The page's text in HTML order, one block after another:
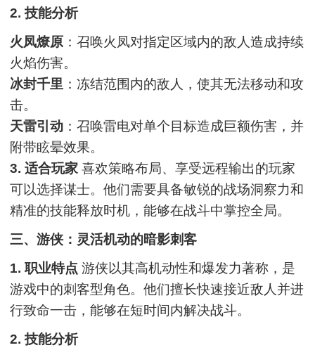
2. 技能分析
火凤燎原 ：召唤火凤对指定区域内的敌人造成持续
火焰伤害。
冰封千里 ：冻结范围内的敌人，使其无法移动和攻
击。
天雷引动 ：召唤雷电对单个目标造成巨额伤害，并
附带眩晕效果。
3. 适合玩家 喜欢策略布局、享受远程输出的玩家
可以选择谋士。他们需要具备敏锐的战场洞察力和
精准的技能释放时机，能够在战斗中掌控全局。
三、游侠：灵活机动的暗影刺客
1. 职业特点 游侠以其高机动性和爆发力著称，是
游戏中的刺客型角色。他们擅长快速接近敌人并进
行致命一击，能够在短时间内解决战斗。
2. 技能分析